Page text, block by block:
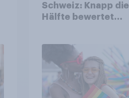
Schweiz: Knapp die
Hälfte bewertet
bleibt umstritten